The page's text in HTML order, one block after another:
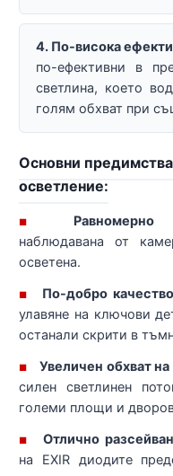
4. По-висока
по-ефективни в
светлина, което
голям обхват при
Основни
осветление:
■ Равномерно
наблюдавана от
осветена.
■ По-добро
улавяне на ключови
останали скрити в
■ Увеличен обхват
силен светлинен
големи площи и
■ Отлично
на EXIR диодите